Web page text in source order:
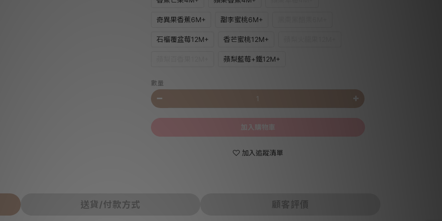
奇異果香蕉6M+ 甜李蜜桃6M+
石榴覆盆莓12M+ 香芒蜜桃12M+
蘋梨藍莓+鐵12M+
數量
加入購物車
加入追蹤清單
送貨/付款方式 顧客評價